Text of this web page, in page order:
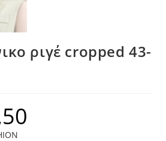
ριγέ cropped 43-